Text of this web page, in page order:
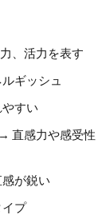
、活力を表す
ギッシュ
すい
→ 直感力や感受性
が鋭い
プ